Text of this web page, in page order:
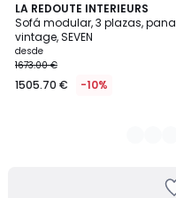
LA REDOUTE INTERIEURS
Sofá modular, 3 plazas, pana
vintage, SEVEN
desde
1673.00 €
1505.70 € -10%
4
Colores